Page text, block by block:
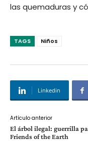
las quemaduras y
TAGS Niños
Linkedin
Artículo anterior
El árbol ilegal: guerrilla
Friends of the Earth